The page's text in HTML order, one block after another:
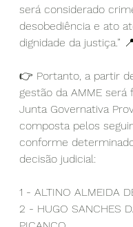
será considerado
desobediência e ato
dignidade da justiça.” 📍
👉 Portanto, a partir
gestão da AMME será
Junta Governativa
composta pelos
conforme
decisão judicial:
1 - ALTINO ALMEIDA
2 - HUGO SANCHES